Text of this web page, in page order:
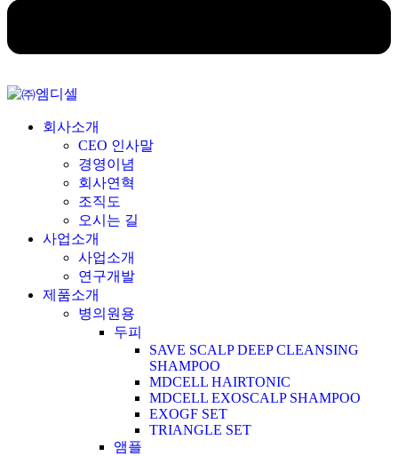
회사소개
CEO 인사말
경영이념
회사연혁
조직도
오시는 길
사업소개
사업소개
연구개발
제품소개
병의원용
두피
SAVE SCALP DEEP CLEANSING
SHAMPOO
MDCELL HAIRTONIC
MDCELL EXOSCALP SHAMPOO
EXOGF SET
TRIANGLE SET
앰플